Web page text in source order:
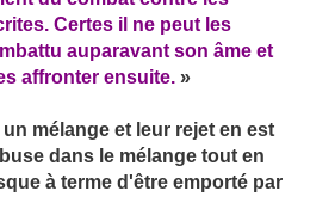
Certes il ne peut les
auparavant son âme et
affronter ensuite. »
mélange et leur rejet en est
dans le mélange tout en
à terme d'être emporté par